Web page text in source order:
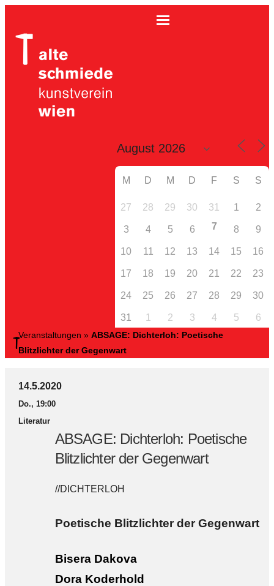
M D M D F S S
27 28 29 30 31 1 2
3 4 5 6 7 8 9
10 11 12 13 14 15 16
17 18 19 20 21 22 23
24 25 26 27 28 29 30
31 1 2 3 4 5 6
Veranstaltungen » ABSAGE: Dichterloh: Poetische
Blitzlichter der Gegenwart
14.5.2020
Do., 19:00
Literatur
ABSAGE: Dichterloh: Poetische
Blitzlichter der Gegenwart
//DICHTERLOH
Poetische Blitzlichter der Gegenwart
Bisera Dakova
Dora Koderhold